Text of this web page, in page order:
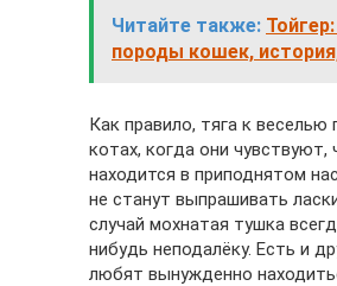
Читайте также:
породы кошек,
Как правило, тяга к веселью
котах, когда они чувствуют,
находится в приподнятом
не станут выпрашивать
случай мохнатая тушка
нибудь неподалёку. Есть и
любят вынужденно